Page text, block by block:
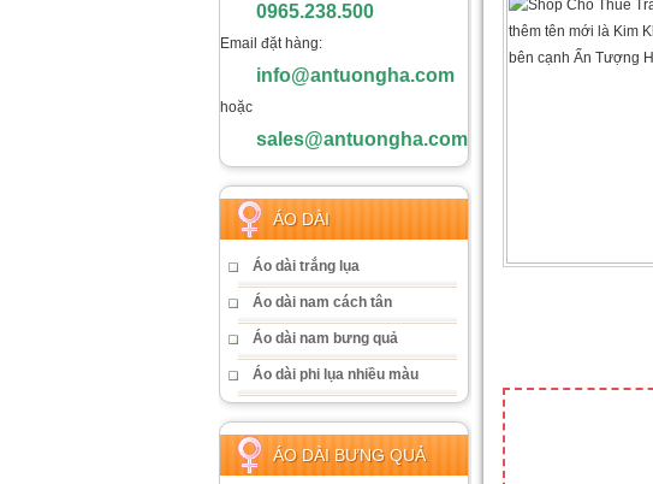
0965.238.500
Email đặt hàng:
info@antuongha.com
hoặc
sales@antuongha.com
ÁO DÀI
Áo dài trắng lụa
Áo dài nam cách tân
Áo dài nam bưng quả
Áo dài phi lụa nhiều màu
ÁO DÀI BƯNG QUẢ